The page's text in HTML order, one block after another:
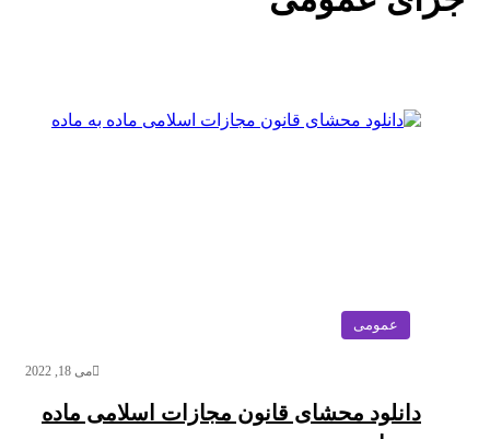
عمومی
می 18, 2022
دانلود محشای قانون مجازات اسلامی ماده